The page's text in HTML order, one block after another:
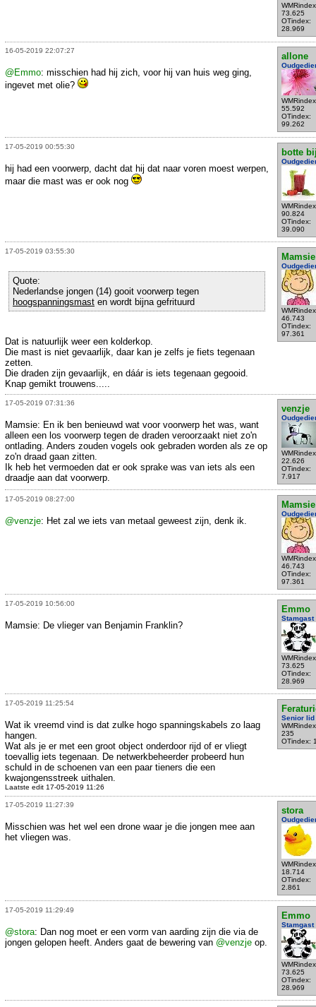
73.625
OTindex:
28.969
16-05-2019 22:07:27
allone
55.592
OTindex:
99.262
@Emmo: misschien had hij zich, voor hij van huis weg ging,
ingevet met olie?
17-05-2019 00:55:30
botte
90.824
OTindex:
39.090
hij had een voorwerp, dacht dat hij dat naar voren moest werpen,
maar die mast was er ook nog
17-05-2019 03:55:30
Mamsie
46.743
OTindex:
97.361
Quote:
Nederlandse jongen (14) gooit voorwerp tegen
hoogspanningsmast en wordt bijna gefrituurd
Dat is natuurlijk weer een kolderkop.
Die mast is niet gevaarlijk, daar kan je zelfs je fiets tegenaan
zetten.
Die draden zijn gevaarlijk, en dáár is iets tegenaan gegooid.
Knap gemikt trouwens.....
17-05-2019 07:31:36
venzje
22.626
OTindex:
7.917
Mamsie: En ik ben benieuwd wat voor voorwerp het was, want
alleen een los voorwerp tegen de draden veroorzaakt niet zo'n
ontlading. Anders zouden vogels ook gebraden worden als ze op
zo'n draad gaan zitten.
Ik heb het vermoeden dat er ook sprake was van iets als een
draadje aan dat voorwerp.
17-05-2019 08:27:00
Mamsie
46.743
OTindex:
97.361
@venzje: Het zal we iets van metaal geweest zijn, denk ik.
17-05-2019 10:56:00
Emmo
Stamgast
73.625
OTindex:
28.969
Mamsie: De vlieger van Benjamin Franklin?
17-05-2019 11:25:54
Senior lid
235
OTindex:
Wat ik vreemd vind is dat zulke hogo spanningskabels zo laag
hangen.
Wat als je er met een groot object onderdoor rijd of er vliegt
toevallig iets tegenaan. De netwerkbeheerder probeerd hun
schuld in de schoenen van een paar tieners die een
kwajongensstreek uithalen.
Laatste edit 17-05-2019 11:26
17-05-2019 11:27:39
stora
18.714
OTindex:
2.861
Misschien was het wel een drone waar je die jongen mee aan
het vliegen was.
17-05-2019 11:29:49
Emmo
Stamgast
73.625
OTindex:
28.969
@stora: Dan nog moet er een vorm van aarding zijn die via de
jongen gelopen heeft. Anders gaat de bewering van @venzje op.